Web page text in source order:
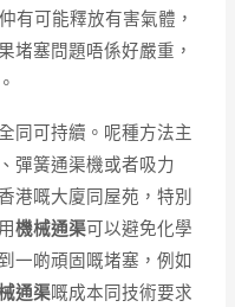
有可能釋放有害氣體，
堵塞問題唔係好嚴重，
同可持續。呢種方法主
彈簧通渠機或者吸力
港嘅大廈同屋苑，特別
機械通渠可以避免化學
一啲頑固嘅堵塞，例如
通渠嘅成本同技術要求